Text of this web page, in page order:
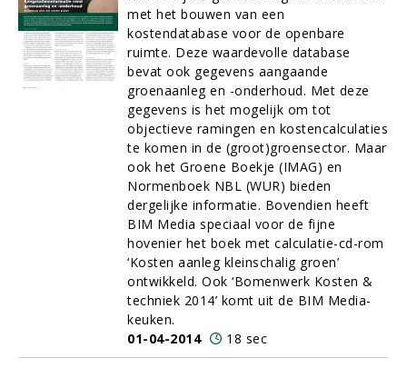
met het bouwen van een
kostendatabase voor de openbare
ruimte. Deze waardevolle database
bevat ook gegevens aangaande
groenaanleg en -onderhoud. Met deze
gegevens is het mogelijk om tot
objectieve ramingen en kostencalculaties
te komen in de (groot)groensector. Maar
ook het Groene Boekje (IMAG) en
Normenboek NBL (WUR) bieden
dergelijke informatie. Bovendien heeft
BIM Media speciaal voor de fijne
hovenier het boek met calculatie-cd-rom
‘Kosten aanleg kleinschalig groen’
ontwikkeld. Ook ‘Bomenwerk Kosten &
techniek 2014’ komt uit de BIM Media-
keuken.
01-04-2014
18 sec